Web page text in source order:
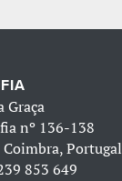
Graça
nº 136-138
Portugal
853 649